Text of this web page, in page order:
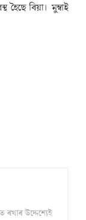
ৰিয়া। মুম্বাই
উদ্দেশ্যেই